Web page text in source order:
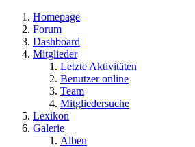
Homepage
Forum
Dashboard
Mitglieder
Letzte Aktivitäten
Benutzer online
Team
Mitgliedersuche
Lexikon
Galerie
Alben